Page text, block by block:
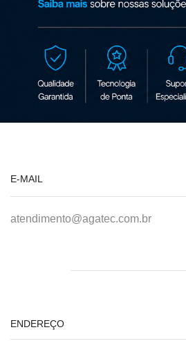
E-MAIL
atendimento@agatec.com.br
ENDEREÇO